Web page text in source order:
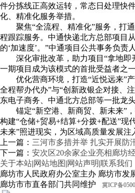
件分拣线正高效运转，常态日处理快
化、精准化服务举措。
聚焦“全流程、精准化”服务，打
程跟踪服务。中通快递北方总部项目
的‘加速度’。”中通项目公共事务负责
深化审批改革，助力项目“拿地即
一期项目成为该模式的首批受益者之
优化营商环境，打造“近悦远来”
全程帮办代办”与“创新政银企对接、
东电子商务、中通北方总部等一批龙
锚定“新空港、新商贸、新未来”
构建“仓储+贸易+结算+分拨+配送”现
未来”照进现实，为区域高质量发展注
上一篇： 三河市多措并举 扎实开展防
下一篇： 安次区20余家企业亮相廊坊
关于本站|网站地图 |网站声明|联系我们
廊坊市人民政府办公室主办 廊坊市发
廊坊市市直各部门共同维护
冀ICP备